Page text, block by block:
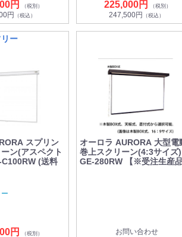
円 （税別）
円 （税込）
225,000円 （税別）
247,500円 （税込）
ー
スプリン
ン(アスペクト
(送料
円 （税別）
オーロラ AURORA 大型電
巻上スクリーン(4:3サイズ)
GE-280RW 【※受注生産品
お問い合わせ